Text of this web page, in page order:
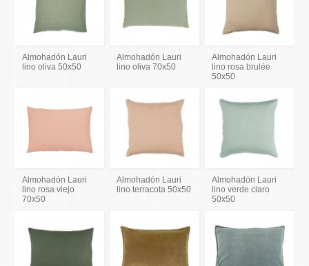
Almohadón Lauri
lino oliva 50x50
Almohadón Lauri
lino oliva 70x50
Almohadón Lauri
lino rosa brulée
50x50
Almohadón Lauri
lino rosa viejo
70x50
Almohadón Lauri
lino terracota 50x50
Almohadón Lauri
lino verde claro
50x50